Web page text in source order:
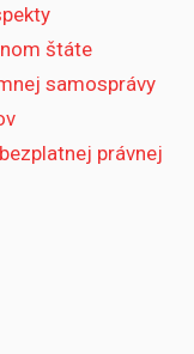
štáte
samosprávy
právnej